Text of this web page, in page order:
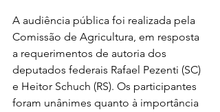
A audiência pública foi realizada pela
Comissão de Agricultura, em resposta
a requerimentos de autoria dos
deputados federais Rafael Pezenti (SC)
e Heitor Schuch (RS). Os participantes
foram unânimes quanto à importância